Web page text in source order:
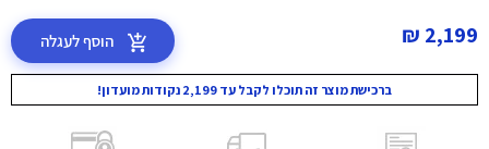
2,199 ₪ הוסף לעגלה
ברכישת מוצר זה תוכלו לקבל עד 2,199 נקודות מועדון!